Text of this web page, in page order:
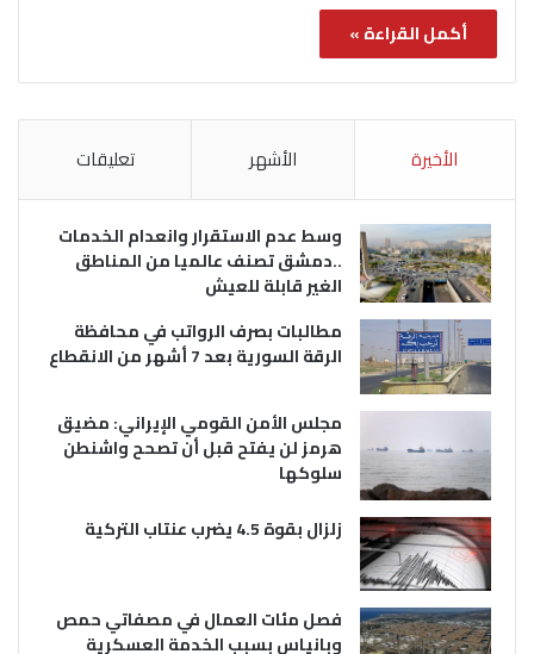
أكمل القراءة »
الأخيرة الأشهر تعليقات
وسط عدم الاستقرار وانعدام الخدمات
..دمشق تصنف عالميا من المناطق
الغير قابلة للعيش
مطالبات بصرف الرواتب في محافظة
الرقة السورية بعد 7 أشهر من الانقطاع
مجلس الأمن القومي الإيراني: مضيق
هرمز لن يفتح قبل أن تصحح واشنطن
سلوكها
زلزال بقوة 4.5 يضرب عنتاب التركية
فصل مئات العمال في مصفاتي حمص
وبانياس بسبب الخدمة العسكرية